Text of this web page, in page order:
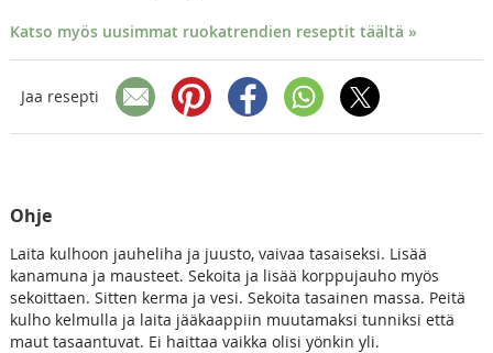
Katso myös uusimmat ruokatrendien reseptit täältä »
Jaa resepti
Ohje
Laita kulhoon jauheliha ja juusto, vaivaa tasaiseksi. Lisää
kanamuna ja mausteet. Sekoita ja lisää korppujauho myös
sekoittaen. Sitten kerma ja vesi. Sekoita tasainen massa. Peitä
kulho kelmulla ja laita jääkaappiin muutamaksi tunniksi että
maut tasaantuvat. Ei haittaa vaikka olisi yönkin yli.